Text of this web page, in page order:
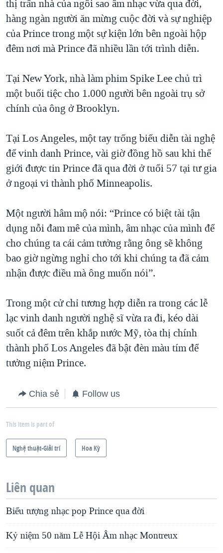
thị trấn nhà của ngôi sao âm nhạc vừa qua đời,
hàng ngàn người ăn mừng cuộc đời và sự nghiệp
của Prince trong một sự kiện lớn bên ngoài hộp
đêm nơi mà Prince đã nhiều lần tới trình diễn.
Tại New York, nhà làm phim Spike Lee chủ trì
một buổi tiệc cho 1.000 người bên ngoài trụ sở
chính của ông ở Brooklyn.
Tại Los Angeles, một tay trống biểu diễn tài nghệ
để vinh danh Prince, vài giờ đồng hồ sau khi thế
giới được tin Prince đã qua đời ở tuổi 57 tại tư gia
ở ngoại vi thành phố Minneapolis.
Một người hâm mộ nói: “Prince có biệt tài tận
dụng nỗi đam mê của mình, âm nhạc của mình để
cho chúng ta cái cảm tưởng rằng ông sẽ không
bao giờ ngừng nghỉ cho tới khi chúng ta đã cảm
nhận được điều mà ông muốn nói”.
Trong một cử chỉ tương hợp diễn ra trong các lễ
lạc vinh danh người nghệ sĩ vừa ra đi, kéo dài
suốt cả đêm trên khắp nước Mỹ, tòa thị chính
thành phố Los Angeles đã bật đèn màu tím để
tưởng niệm Prince.
Chia sẻ Follow us
This item is part of
Nghệ thuật-Giải trí Hoa Kỳ
Liên quan
Biểu tượng nhạc pop Prince qua đời
Kỷ niệm 50 năm Lễ Hội Âm nhạc Montreux